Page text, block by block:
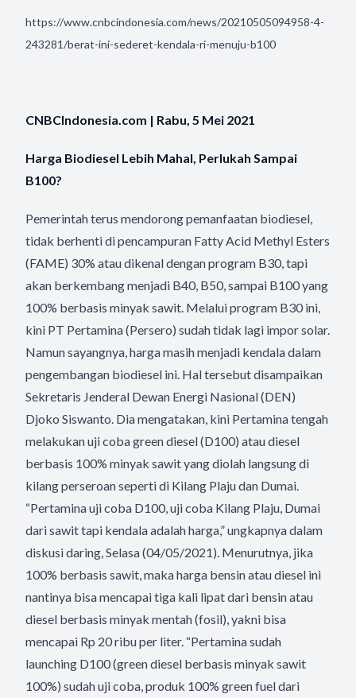
https://www.cnbcindonesia.com/news/20210505094958-4-
243281/berat-ini-sederet-kendala-ri-menuju-b100
CNBCIndonesia.com | Rabu, 5 Mei 2021
Harga Biodiesel Lebih Mahal, Perlukah Sampai
B100?
Pemerintah terus mendorong pemanfaatan biodiesel,
tidak berhenti di pencampuran Fatty Acid Methyl Esters
(FAME) 30% atau dikenal dengan program B30, tapi
akan berkembang menjadi B40, B50, sampai B100 yang
100% berbasis minyak sawit. Melalui program B30 ini,
kini PT Pertamina (Persero) sudah tidak lagi impor solar.
Namun sayangnya, harga masih menjadi kendala dalam
pengembangan biodiesel ini. Hal tersebut disampaikan
Sekretaris Jenderal Dewan Energi Nasional (DEN)
Djoko Siswanto. Dia mengatakan, kini Pertamina tengah
melakukan uji coba green diesel (D100) atau diesel
berbasis 100% minyak sawit yang diolah langsung di
kilang perseroan seperti di Kilang Plaju dan Dumai.
“Pertamina uji coba D100, uji coba Kilang Plaju, Dumai
dari sawit tapi kendala adalah harga,” ungkapnya dalam
diskusi daring, Selasa (04/05/2021). Menurutnya, jika
100% berbasis sawit, maka harga bensin atau diesel ini
nantinya bisa mencapai tiga kali lipat dari bensin atau
diesel berbasis minyak mentah (fosil), yakni bisa
mencapai Rp 20 ribu per liter. “Pertamina sudah
launching D100 (green diesel berbasis minyak sawit
100%) sudah uji coba, produk 100% green fuel dari